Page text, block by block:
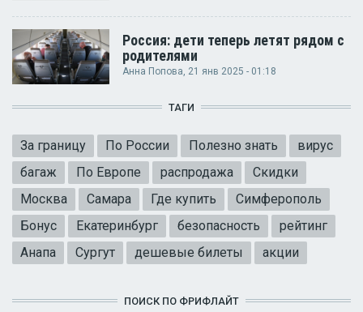
Россия: дети теперь летят рядом с
родителями
Анна Попова, 21 янв 2025 - 01:18
ТАГИ
За границу По России Полезно знать
вирус
багаж
По Европе распродажа
Скидки
Москва
Самара Где купить
Симферополь
Бонус
Екатеринбург безопасность
рейтинг
Анапа
Сургут дешевые билеты акции
ПОИСК ПО ФРИФЛАЙТ